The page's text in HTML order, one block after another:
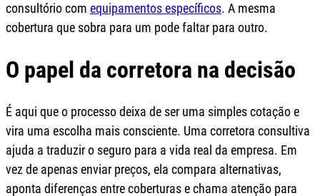
consultório com equipamentos específicos. A mesma
cobertura que sobra para um pode faltar para outro.
O papel da corretora na decisão
É aqui que o processo deixa de ser uma simples cotação e
vira uma escolha mais consciente. Uma corretora consultiva
ajuda a traduzir o seguro para a vida real da empresa. Em
vez de apenas enviar preços, ela compara alternativas,
aponta diferenças entre coberturas e chama atenção para